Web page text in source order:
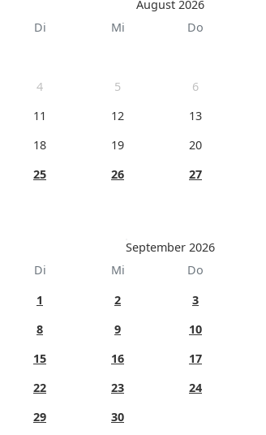
August 2026
Di Mi Do
4 5 6
11 12 13
18 19 20
25 26 27
September 2026
Di Mi Do
1 2 3
8 9 10
15 16 17
22 23 24
29 30